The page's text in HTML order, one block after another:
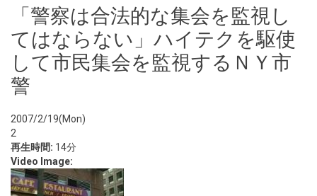
「警察は合法的な集会を監視し
てはならない」ハイテクを駆使
して市民集会を監視するＮＹ市
警
2007/2/19(Mon)
2
再生時間: 14分
Video Image: